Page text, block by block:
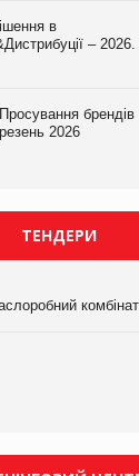
в
– 2026.
брендів
2026
ТЕНДЕРИ